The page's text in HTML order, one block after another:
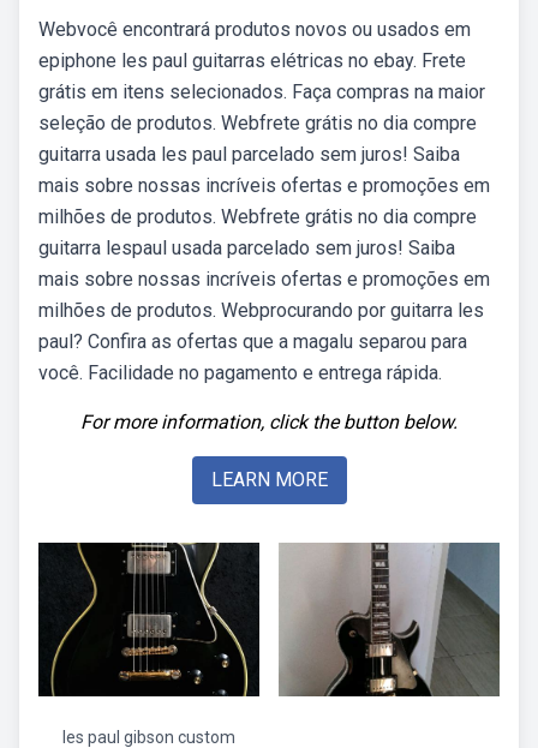
Webvocê encontrará produtos novos ou usados em
epiphone les paul guitarras elétricas no ebay. Frete
grátis em itens selecionados. Faça compras na maior
seleção de produtos. Webfrete grátis no dia compre
guitarra usada les paul parcelado sem juros! Saiba
mais sobre nossas incríveis ofertas e promoções em
milhões de produtos. Webfrete grátis no dia compre
guitarra lespaul usada parcelado sem juros! Saiba
mais sobre nossas incríveis ofertas e promoções em
milhões de produtos. Webprocurando por guitarra les
paul? Confira as ofertas que a magalu separou para
você. Facilidade no pagamento e entrega rápida.
For more information, click the button below.
LEARN MORE
les paul gibson custom